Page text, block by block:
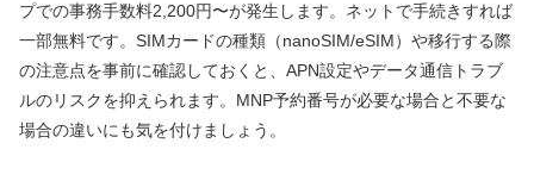
プでの事務手数料2,200円〜が発生します。ネットで手続きすれば
一部無料です。SIMカードの種類（nanoSIM/eSIM）や移行する際
の注意点を事前に確認しておくと、APN設定やデータ通信トラブ
ルのリスクを抑えられます。MNP予約番号が必要な場合と不要な
場合の違いにも気を付けましょう。